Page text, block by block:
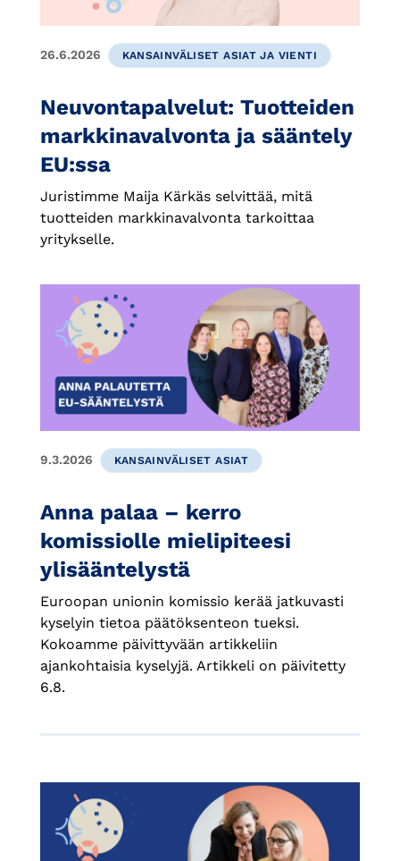
26.6.2026 KANSAINVÄLISET ASIAT JA VIENTI
Neuvontapalvelut: Tuotteiden
markkinavalvonta ja sääntely
EU:ssa
Juristimme Maija Kärkäs selvittää, mitä
tuotteiden markkinavalvonta tarkoittaa
yritykselle.
9.3.2026 KANSAINVÄLISET ASIAT
Anna palaa – kerro
komissiolle mielipiteesi
ylisääntelystä
Euroopan unionin komissio kerää jatkuvasti
kyselyin tietoa päätöksenteon tueksi.
Kokoamme päivittyvään artikkeliin
ajankohtaisia kyselyjä. Artikkeli on päivitetty
6.8.